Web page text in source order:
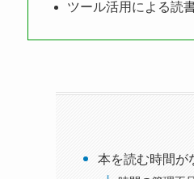
ツール活用による読
本を読む時間が